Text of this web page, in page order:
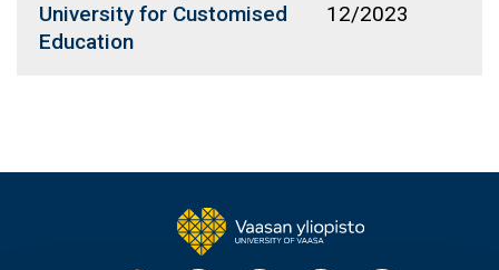
University for Customised
Education
12/2023